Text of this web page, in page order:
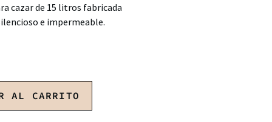
cazar de 15 litros fabricada
e impermeable.
AL CARRITO